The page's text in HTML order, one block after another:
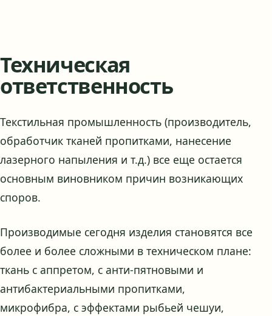
Техническая
ответственность
Текстильная промышленность (производитель,
обработчик тканей пропитками, нанесение
лазерного напыления и т.д.) все еще остается
основным виновником причин возникающих
споров.
Производимые сегодня изделия становятся все
более и более сложными в техническом плане:
ткань с аппретом, с анти-пятновыми и
антибактериальными пропитками,
микрофибра, с эффектами рыбьей чешуи,